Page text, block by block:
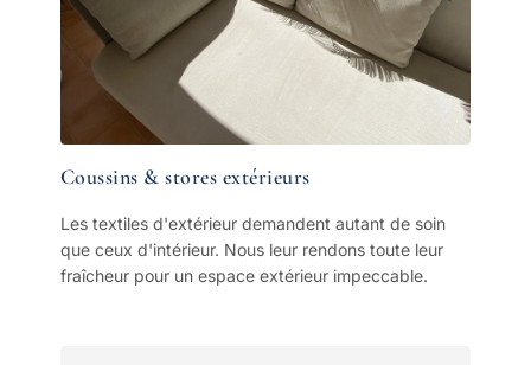
Coussins & stores extérieurs
Les textiles d'extérieur demandent autant de soin
que ceux d'intérieur. Nous leur rendons toute leur
fraîcheur pour un espace extérieur impeccable.